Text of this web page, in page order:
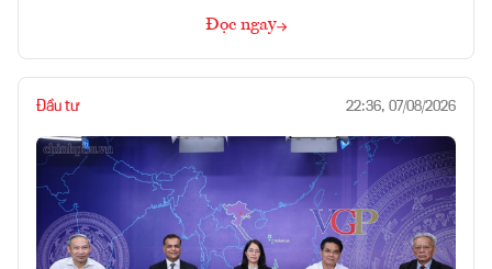
Đọc ngay
Đầu tư 22:36, 07/08/2026